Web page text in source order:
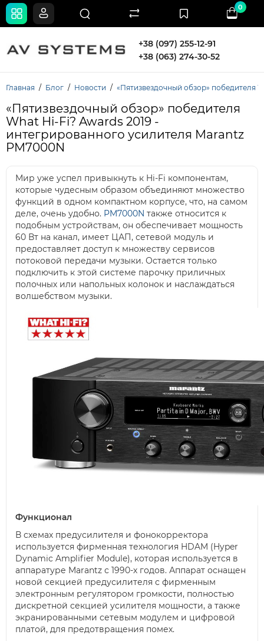
+38 (097) 255-12-91
+38 (063) 274-30-52
0
Главная Блог Новости «Пятизвездочный обзор» победителя
«Пятизвездочный обзор» победителя
What Hi-Fi? Awards 2019 -
интегрированного усилителя Marantz
PM7000N
Мир уже успел привыкнуть к Hi-Fi компонентам,
которые чудесным образом объединяют множество
функций в одном компактном корпусе, что, на самом
деле, очень удобно. PM7000N также относится к
подобным устройствам, он обеспечивает мощность
60 Вт на канал, имеет ЦАП, сетевой модуль и
предоставляет доступ к множеству сервисов
потоковой передачи музыки. Остается только
подключить к этой системе парочку приличных
полочных или напольных колонок и наслаждаться
волшебством музыки.
Функционал
В схемах предусилителя и фонокорректора
используется фирменная технология HDAM (Hyper
Dynamic Amplifier Module), которая используется в
аппаратуре Marantz с 1990-х годов. Аппарат оснащен
новой секцией предусилителя с фирменным
электронным регулятором громкости, полностью
дискретной секцией усилителя мощности, а также
экранированными сетевым модулем и цифровой
платой, для предотвращения помех.